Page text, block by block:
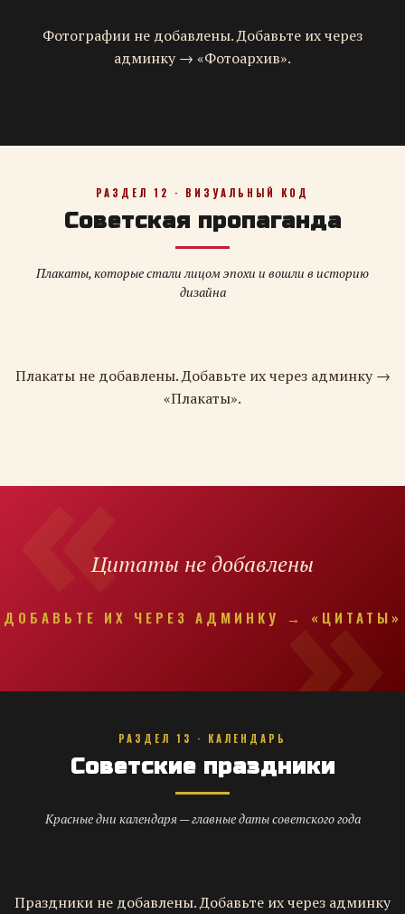
Фотографии не добавлены. Добавьте их через
админку → «Фотоархив».
РАЗДЕЛ 12 · ВИЗУАЛЬНЫЙ КОД
Советская пропаганда
Плакаты, которые стали лицом эпохи и вошли в историю
дизайна
Плакаты не добавлены. Добавьте их через админку →
«Плакаты».
Цитаты не добавлены
ДОБАВЬТЕ ИХ ЧЕРЕЗ АДМИНКУ → «ЦИТАТЫ»
РАЗДЕЛ 13 · КАЛЕНДАРЬ
Советские праздники
Красные дни календаря — главные даты советского года
Праздники не добавлены. Добавьте их через админку